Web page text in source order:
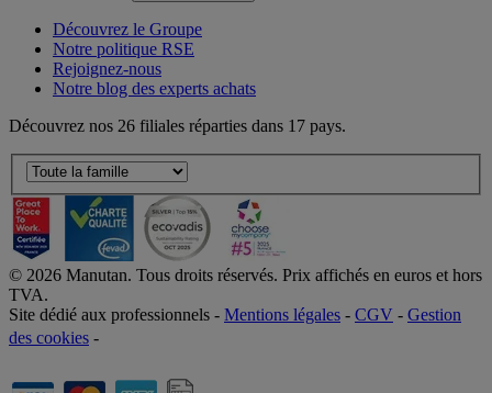
Découvrez le Groupe
Notre politique RSE
Rejoignez-nous
Notre blog des experts achats
Découvrez nos 26 filiales réparties dans 17 pays.
© 2026 Manutan. Tous droits réservés. Prix affichés en euros et hors
TVA.
Site dédié aux professionnels - Mentions légales - CGV - Gestion
des cookies -